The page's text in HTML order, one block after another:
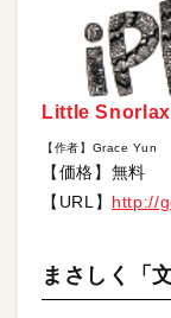
Little Snorlax
【作者】Grace Yun
【価格】無料
【URL】 http://
まさしく「